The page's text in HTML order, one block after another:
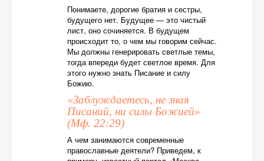
Понимаете, дорогие братия и сестры,
будущего нет. Будущее — это чистый
лист, оно сочиняется. В будущем
происходит то, о чем мы говорим сейчас.
Мы должны генерировать светлые темы,
тогда впереди будет светлое время. Для
этого нужно знать Писание и силу
Божию.
«Заблуждаетесь, не зная
Писаний, ни силы Божией»
(Мф. 22:29)
А чем занимаются современные
православные деятели? Приведем, к